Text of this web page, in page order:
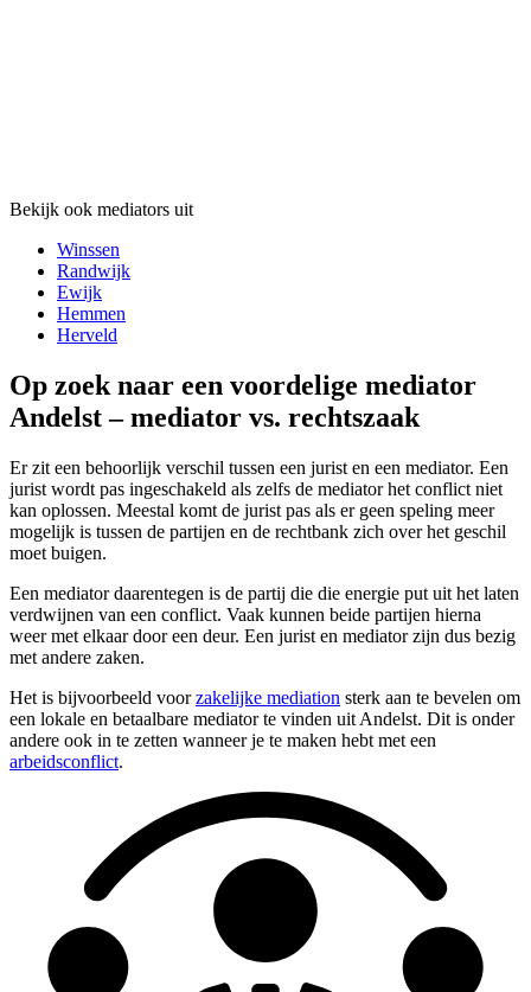
Bekijk ook mediators uit
Winssen
Randwijk
Ewijk
Hemmen
Herveld
Op zoek naar een voordelige mediator
Andelst – mediator vs. rechtszaak
Er zit een behoorlijk verschil tussen een jurist en een mediator. Een
jurist wordt pas ingeschakeld als zelfs de mediator het conflict niet
kan oplossen. Meestal komt de jurist pas als er geen speling meer
mogelijk is tussen de partijen en de rechtbank zich over het geschil
moet buigen.
Een mediator daarentegen is de partij die die energie put uit het laten
verdwijnen van een conflict. Vaak kunnen beide partijen hierna
weer met elkaar door een deur. Een jurist en mediator zijn dus bezig
met andere zaken.
Het is bijvoorbeeld voorzakelijke mediation sterk aan te bevelen om
een lokale en betaalbare mediator te vinden uit Andelst. Dit is onder
andere ook in te zetten wanneer je te maken hebt met een
arbeidsconflict.